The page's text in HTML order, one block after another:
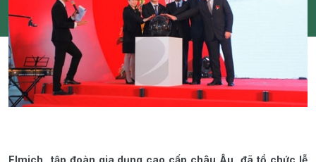
Elmich, tập đoàn gia dụng cao cấp châu Âu, đã tổ chức lễ